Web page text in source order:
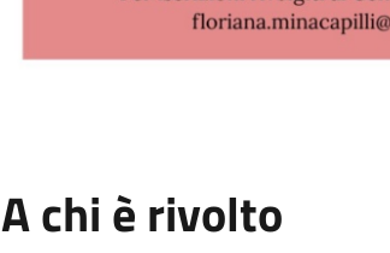
A chi è rivolto